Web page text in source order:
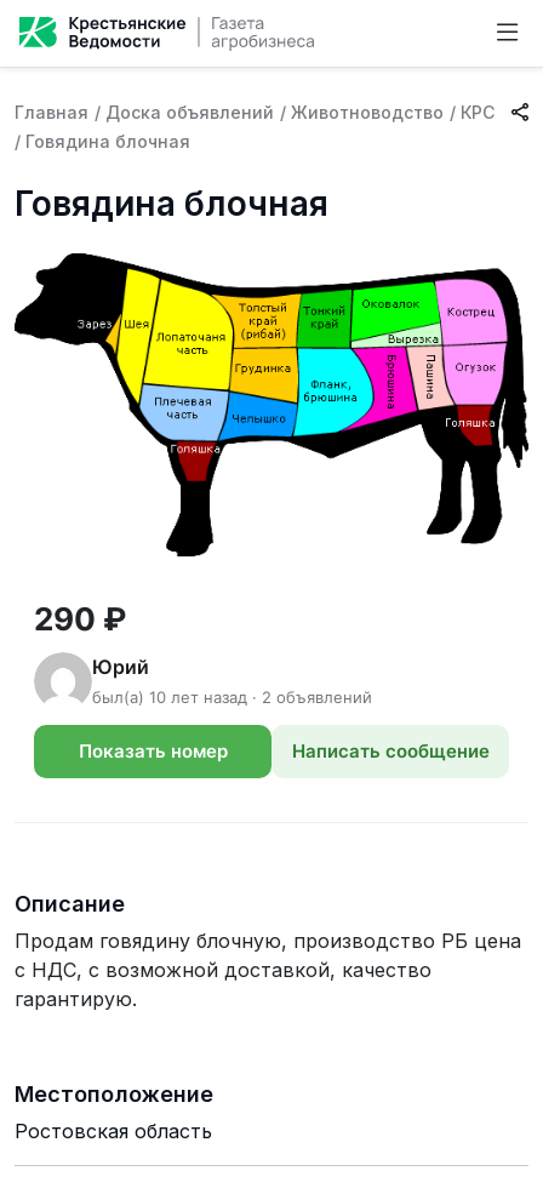
Главная / Доска объявлений / Животноводство / КРС
/ Говядина блочная
Говядина блочная
290 ₽
Юрий
был(а) 10 лет назад · 2 объявлений
Показать номер Написать сообщение
Описание
Продам говядину блочную, производство РБ цена
с НДС, с возможной доставкой, качество
гарантирую.
Местоположение
Ростовская область